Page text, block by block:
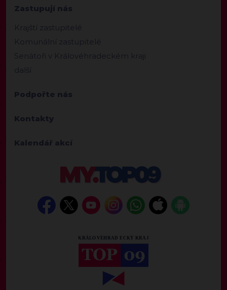
Zastupují nás
Krajští zastupitelé
Komunální zastupitelé
Senátoři v Královéhradeckém kraji
další
Podpořte nás
Kontakty
Kalendář akcí